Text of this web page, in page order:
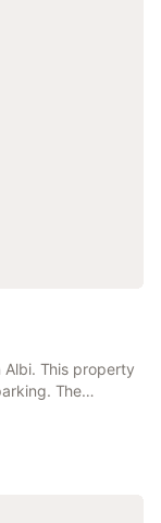
Albi. This property
The
spa facilities